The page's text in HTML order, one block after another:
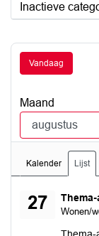
Inactieve
Vandaag
Maand
Kalender Lijst
27 Wonen/